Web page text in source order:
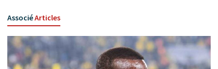
AssociéArticles